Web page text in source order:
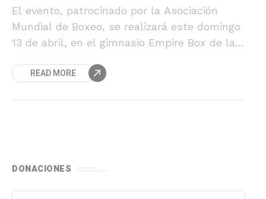
El evento, patrocinado por la Asociación
Mundial de Boxeo, se realizará este domingo
13 de abril, en el gimnasio Empire Box de la
READ MORE
DONACIONES